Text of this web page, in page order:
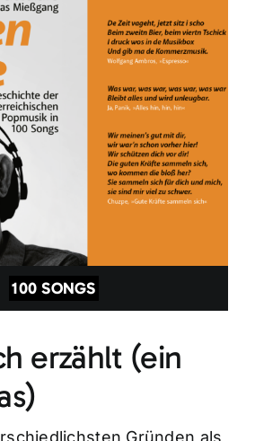
100 SONGS
erzählt (ein
Gründen als